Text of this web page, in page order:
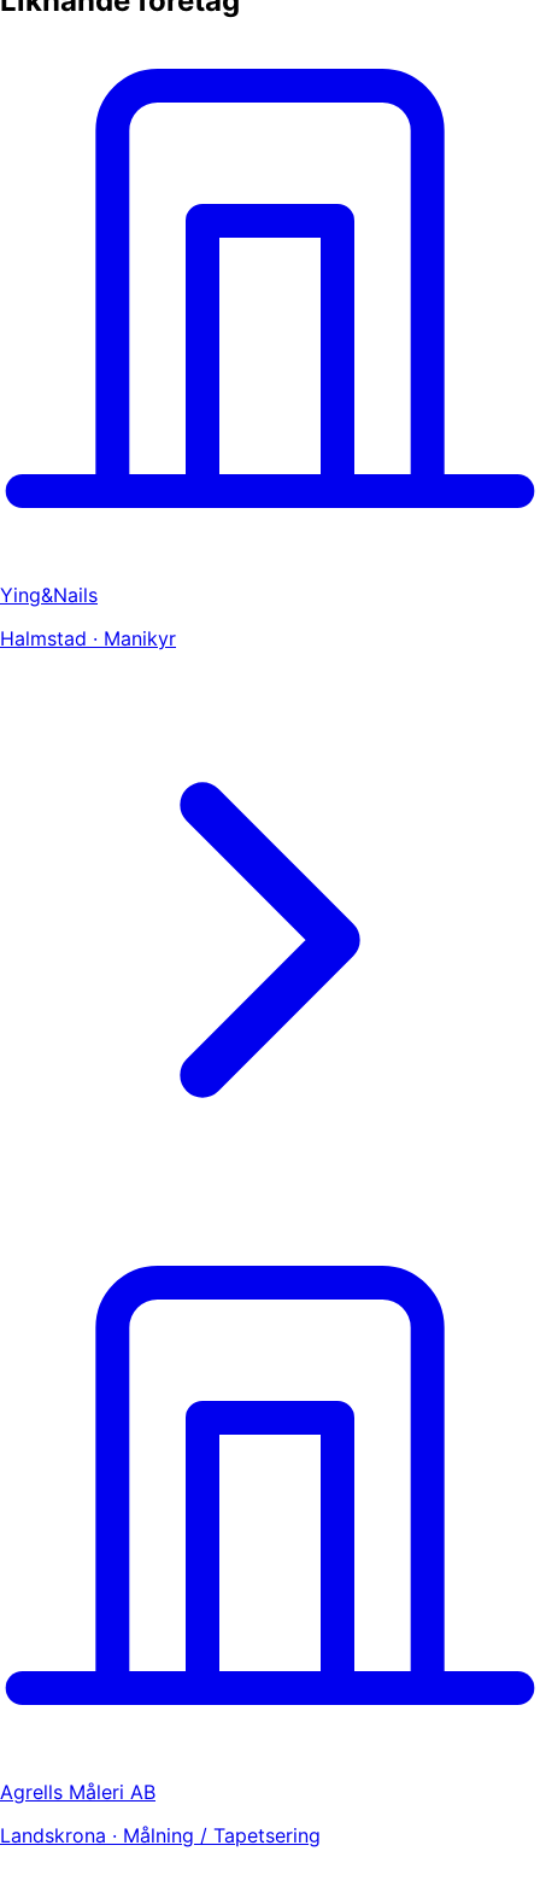
Ying&Nails
Halmstad · Manikyr
Agrells Måleri AB
Landskrona · Målning / Tapetsering